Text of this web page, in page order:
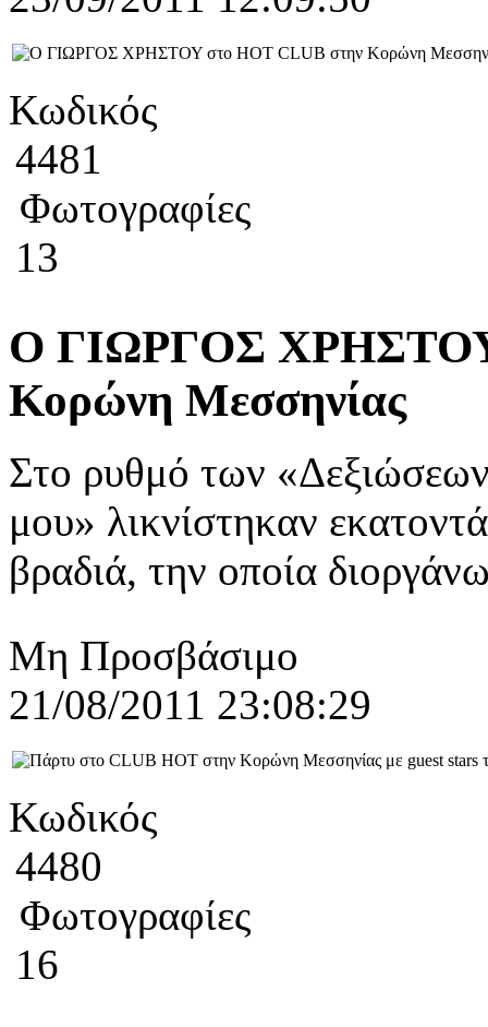
Κωδικός
4481
Φωτογραφίες
13
Ο ΓΙΩΡΓΟΣ ΧΡΗΣΤΟΥ
Κορώνη Μεσσηνίας
Στο ρυθμό των
μου» λικνίστηκαν
βραδιά, την οποία
Μη Προσβάσιμο
21/08/2011 23:08:29
Κωδικός
4480
Φωτογραφίες
16